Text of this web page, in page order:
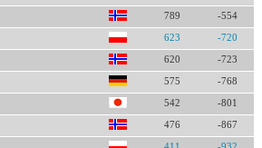
789 -554
623 -720
620 -723
575 -768
542 -801
476 -867